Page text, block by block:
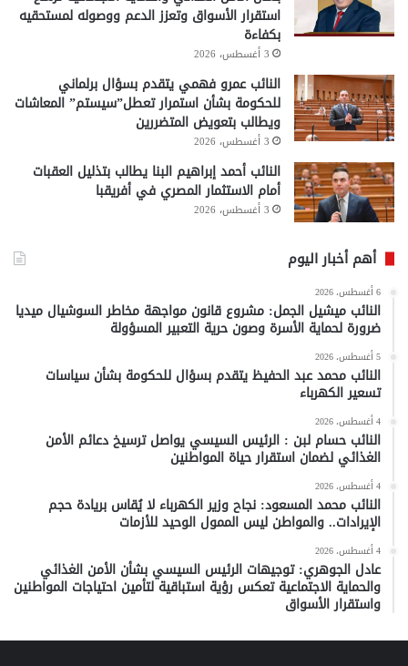
استقرار الأسواق وتعزز الدعم ووصوله لمستحقيه
بكفاءة
3 أغسطس، 2026
النائب عمرو فهمي يتقدم بسؤال برلماني
للحكومة بشأن استمرار تعطل”سيستم” المعاشات
ويطالب بتعويض المتضررين
3 أغسطس، 2026
النائب أحمد إبراهيم البنا يطالب بتذليل العقبات
أمام الاستثمار المصري في أفريقبا
3 أغسطس، 2026
أهم أخبار اليوم
6 أغسطس، 2026
النائب ميشيل الجمل: مشروع قانون مواجهة مخاطر السوشيال ميديا
ضرورة لحماية الأسرة وصون حرية التعبير المسؤولة
5 أغسطس، 2026
النائب محمد عبد الحفيظ يتقدم بسؤال للحكومة بشأن سياسات
تسعير الكهرباء
4 أغسطس، 2026
النائب حسام لبن : الرئيس السيسي يواصل ترسيخ دعائم الأمن
الغذائي لضمان استقرار حياة المواطنين
4 أغسطس، 2026
النائب محمد المسعود: نجاح وزير الكهرباء لا يُقاس بريادة حجم
الإيرادات.. والمواطن ليس الممول الوحيد للأزمات
4 أغسطس، 2026
عادل الجوهري: توجيهات الرئيس السيسي بشأن الأمن الغذائي
والحماية الاجتماعية تعكس رؤية استباقية لتأمين احتياجات المواطنين
واستقرار الأسواق